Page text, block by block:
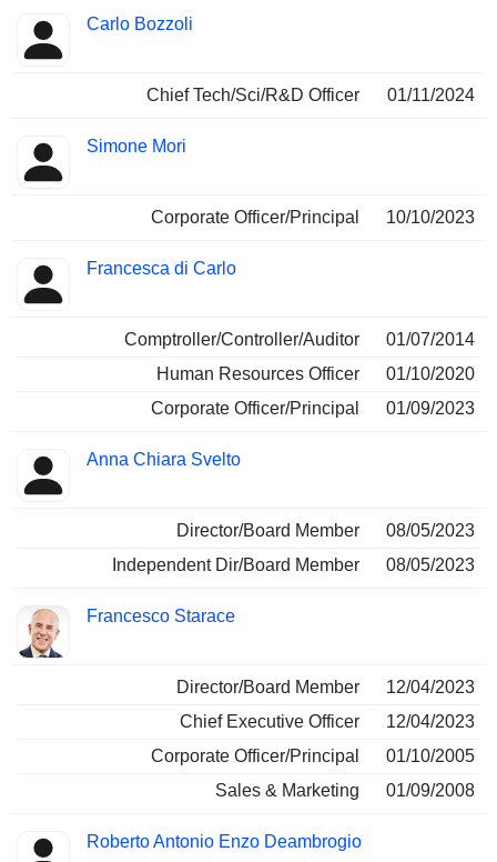
Carlo Bozzoli
Chief Tech/Sci/R&D Officer 01/11/2024
Simone Mori
Corporate Officer/Principal 10/10/2023
Francesca di Carlo
Comptroller/Controller/Auditor
01/07/2014
Human Resources Officer
01/10/2020
Corporate Officer/Principal
01/09/2023
Anna Chiara Svelto
Director/Board Member
08/05/2023
Independent Dir/Board Member
08/05/2023
Francesco Starace
Director/Board Member
12/04/2023
Chief Executive Officer
12/04/2023
Corporate Officer/Principal
01/10/2005
Sales & Marketing
01/09/2008
Roberto Antonio Enzo Deambrogio